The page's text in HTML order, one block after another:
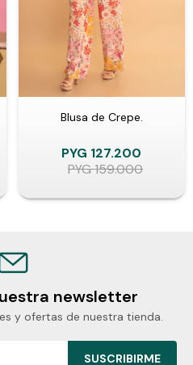
Blusa de Crepe.
PYG 127.200
PYG159.000
newsletter
y ofertas de nuestra tienda.
SUSCRIBIRME